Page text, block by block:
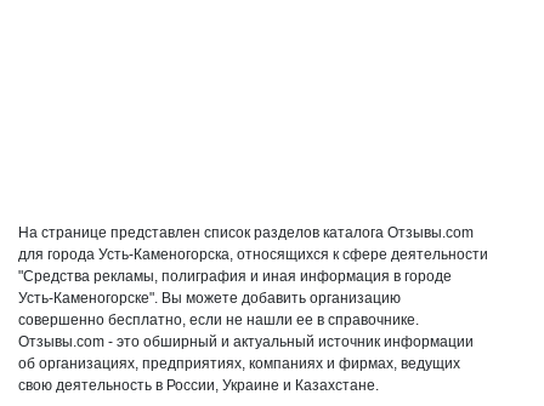
На странице представлен список разделов каталога Отзывы.com
для города Усть-Каменогорска, относящихся к сфере деятельности
"Средства рекламы, полиграфия и иная информация в городе
Усть-Каменогорске". Вы можете добавить организацию
совершенно бесплатно, если не нашли ее в справочнике.
Отзывы.com - это обширный и актуальный источник информации
об организациях, предприятиях, компаниях и фирмах, ведущих
свою деятельность в России, Украине и Казахстане.